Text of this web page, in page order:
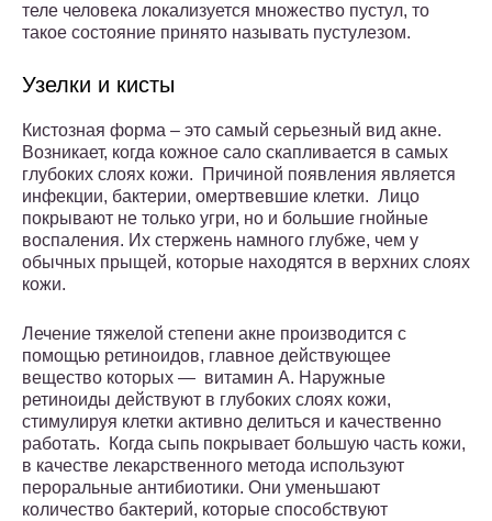
теле человека локализуется множество пустул, то
такое состояние принято называть пустулезом.
Узелки и кисты
Кистозная форма – это самый серьезный вид акне.
Возникает, когда кожное сало скапливается в самых
глубоких слоях кожи. Причиной появления является
инфекции, бактерии, омертвевшие клетки. Лицо
покрывают не только угри, но и большие гнойные
воспаления. Их стержень намного глубже, чем у
обычных прыщей, которые находятся в верхних слоях
кожи.
Лечение тяжелой степени акне производится с
помощью ретиноидов, главное действующее
вещество которых — витамин А. Наружные
ретиноиды действуют в глубоких слоях кожи,
стимулируя клетки активно делиться и качественно
работать. Когда сыпь покрывает большую часть кожи,
в качестве лекарственного метода используют
пероральные антибиотики. Они уменьшают
количество бактерий, которые способствуют